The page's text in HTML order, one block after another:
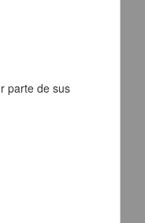
mujeres ... ¿qué
parte de sus